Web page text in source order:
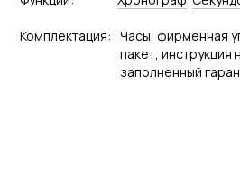
Комплектация: Часы, фирменная
пакет, инструкция
заполненный